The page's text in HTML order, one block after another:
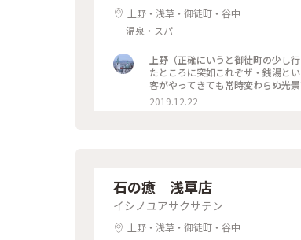
上野・浅草・御徒町・谷中
温泉・スパ
上野（正確にいうと御徒町の少し
たところに突如これぞザ・銭湯と
客がやってきても常時変わらぬ光
2019.12.22
石の癒 浅草店
イシノユアサクサテン
上野・浅草・御徒町・谷中